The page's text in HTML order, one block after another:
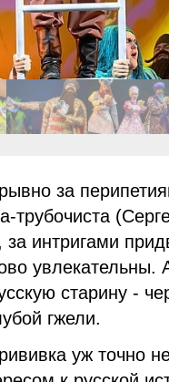
за
трубочиста
интригами
увлекательны.
старину -
гжели.
уж точно